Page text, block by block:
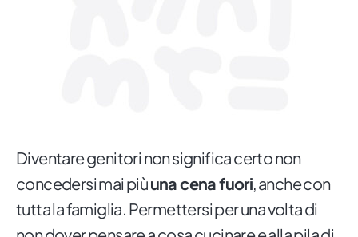
Diventare genitori non significa certo non
concedersi mai piùuna cena fuori, anche con
tutta la famiglia. Permettersi per una volta di